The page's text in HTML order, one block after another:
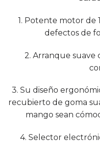
1. Potente motor de
defectos de
2. Arranque suave
3. Su diseño
recubierto de goma
mango sean
4. Selector